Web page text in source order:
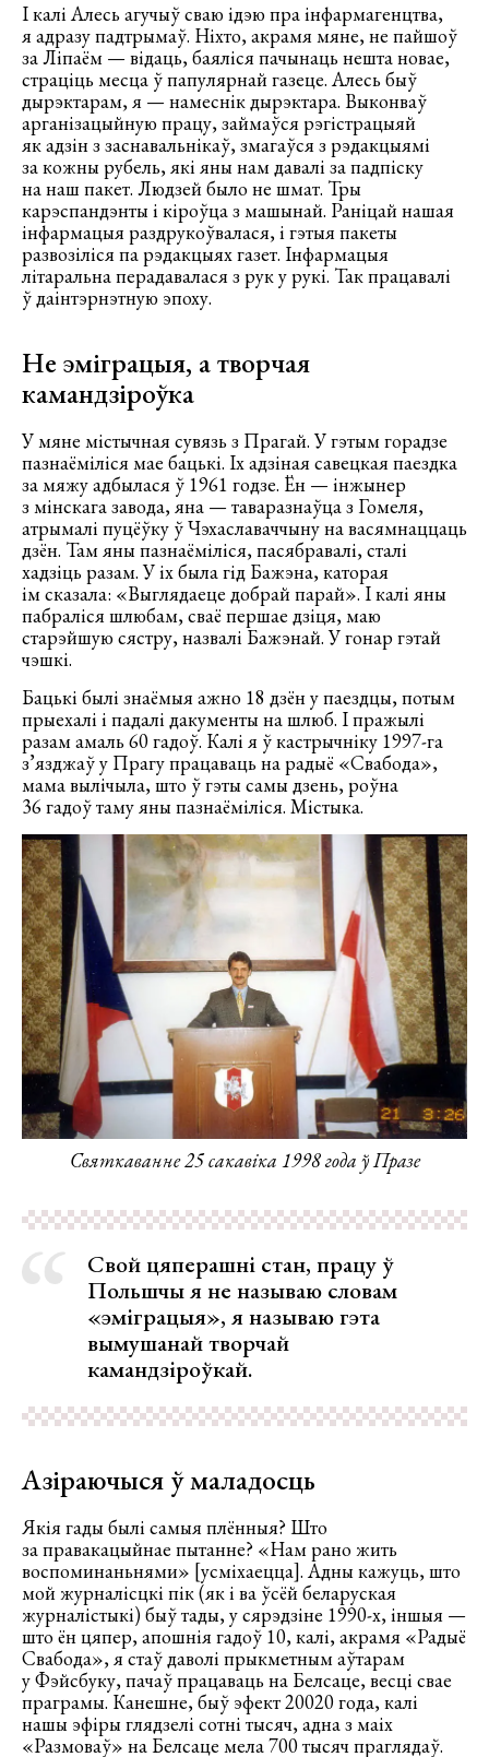
І калі Алесь агучыў сваю ідэю пра інфармагенцтва,
я адразу падтрымаў. Ніхто, акрамя мяне, не пайшоў
за Ліпаём — відаць, баяліся пачынаць нешта новае,
страціць месца ў папулярнай газеце. Алесь быў
дырэктарам, я — намеснік дырэктара. Выконваў
арганізацыйную працу, займаўся рэгістрацыяй
як адзін з заснавальнікаў, змагаўся з рэдакцыямі
за кожны рубель, які яны нам давалі за падпіску
на наш пакет. Людзей было не шмат. Тры
карэспандэнты і кіроўца з машынай. Раніцай нашая
інфармацыя раздрукоўвалася, і гэтыя пакеты
развозіліся па рэдакцыях газет. Інфармацыя
літаральна перадавалася з рук у рукі. Так працавалі
ў даінтэрнэтную эпоху.
Не эміграцыя, а творчая
камандзіроўка
У мяне містычная сувязь з Прагай. У гэтым горадзе
пазнаёміліся мае бацькі. Іх адзіная савецкая паездка
за мяжу адбылася ў 1961 годзе. Ён — інжынер
з мінскага завода, яна — таваразнаўца з Гомеля,
атрымалі пуцёўку ў Чэхаславаччыну на васямнаццаць
дзён. Там яны пазнаёміліся, пасябравалі, сталі
хадзіць разам. У іх была гід Бажэна, каторая
ім сказала: «Выглядаеце добрай парай». І калі яны
пабраліся шлюбам, сваё першае дзіця, маю
старэйшую сястру, назвалі Бажэнай. У гонар гэтай
чэшкі.
Бацькі былі знаёмыя ажно 18 дзён у паездцы, потым
прыехалі і падалі дакументы на шлюб. І пражылі
разам амаль 60 гадоў. Калі я ў кастрычніку 1997-га
з’язджаў у Прагу працаваць на радыё «Свабода»,
мама вылічыла, што ў гэты самы дзень, роўна
36 гадоў таму яны пазнаёміліся. Містыка.
Святкаванне 25 сакавіка 1998 года ў Празе
Свой цяперашні стан, працу ў
Польшчы я не называю словам
«эміграцыя», я называю гэта
вымушанай творчай
камандзіроўкай.
Азіраючыся ў маладосць
Якія гады былі самыя плённыя? Што
за правакацыйнае пытанне? «Нам рано жить
воспоминаньнями» [усміхаецца]. Адны кажуць, што
мой журналісцкі пік (як і ва ўсёй беларуская
журналістыкі) быў тады, у сярэдзіне 1990-х, іншыя —
што ён цяпер, апошнія гадоў 10, калі, акрамя «Радыё
Свабода», я стаў даволі прыкметным аўтарам
у Фэйсбуку, пачаў працаваць на Белсаце, весці свае
праграмы. Канешне, быў эфект 20020 года, калі
нашы эфіры глядзелі сотні тысяч, адна з маіх
«Размоваў» на Белсаце мела 700 тысяч праглядаў.